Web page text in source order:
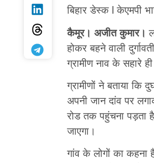
बिहार डेस्क l केएमपी
कैमूर। अजीत कुमार।
होकर बहने वाली
ग्रामीण नाव के सहारे
ग्रामीणों ने बताया कि
अपनी जान दांव पर
रोड तक पहुंचना पड़ता
जाएगा।
गांव के लोगों का कहना